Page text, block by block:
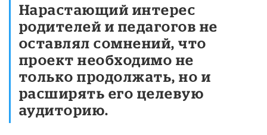
Нарастающий интерес
родителей и педагогов не
оставлял сомнений, что
проект необходимо не
только продолжать, но и
расширять его целевую
аудиторию.